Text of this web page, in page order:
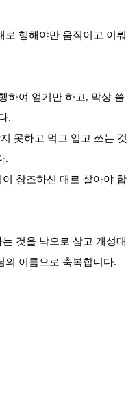
행해야만 움직이고 이뤄
하여 얻기만 하고, 막상 쓸
.
못하고 먹고 입고 쓰는 것
.
창조하신 대로 살아야 합
것을 낙으로 삼고 개성대
의 이름으로 축복합니다.